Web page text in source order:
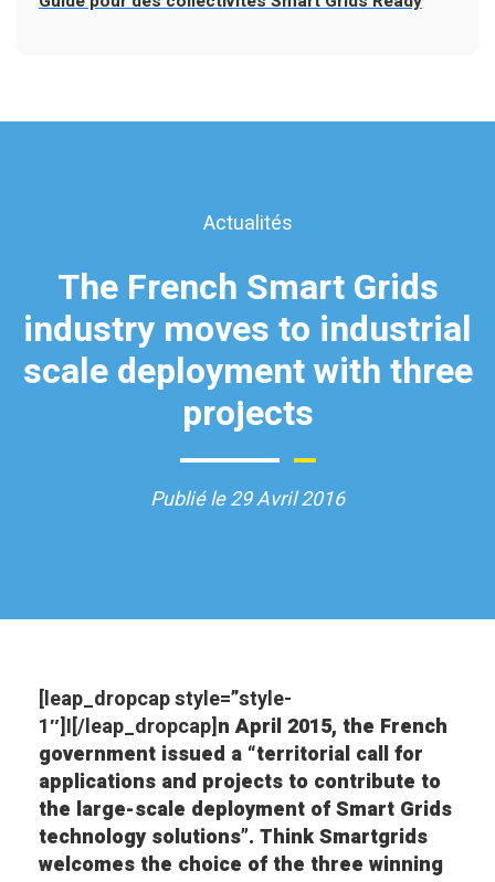
Actualités
The French Smart Grids
industry moves to industrial
scale deployment with three
projects
Publié le 29 Avril 2016
[leap_dropcap style=”style-
1″]I[/leap_dropcap]n April 2015, the French
government issued a “territorial call for
applications and projects to contribute to
the large-scale deployment of Smart Grids
technology solutions”. Think Smartgrids
welcomes the choice of the three winning